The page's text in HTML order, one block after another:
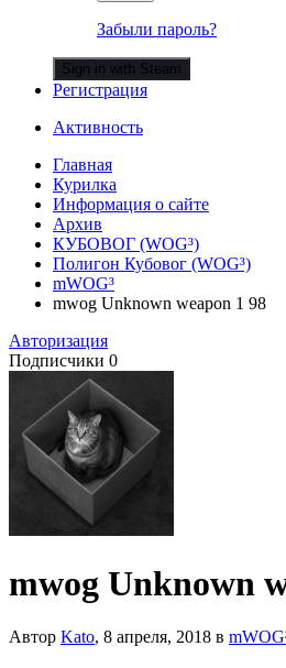
Забыли пароль?
Sign in with Steam
Регистрация
Активность
Главная
Курилка
Информация о сайте
Архив
КУБОВОГ (WOG³)
Полигон Кубовог (WOG³)
mWOG³
mwog Unknown weapon 1 98
Авторизация
Подписчики 0
mwog Unknown
Автор Kato, 8 апреля, 2018 в